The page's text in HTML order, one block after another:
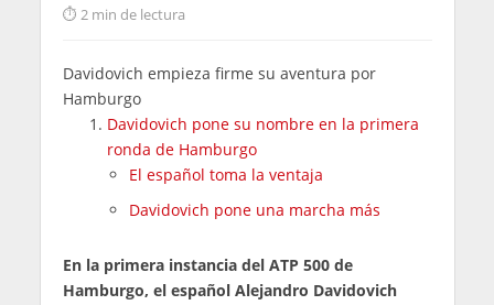
2 min de lectura
Davidovich empieza firme su aventura por
Hamburgo
Davidovich pone su nombre en la primera
ronda de Hamburgo
El español toma la ventaja
Davidovich pone una marcha más
En la primera instancia del ATP 500 de
Hamburgo, el español Alejandro Davidovich